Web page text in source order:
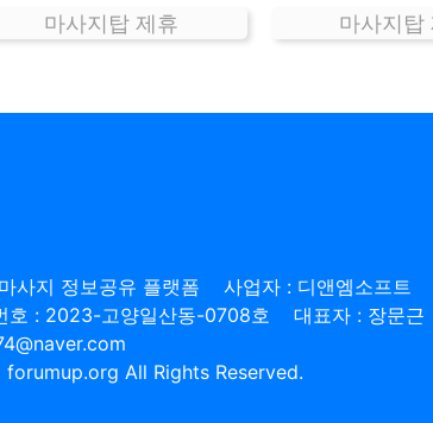
마사지탑 제휴 마사지탑
사지 정보공유 플랫폼
사업자 : 디앤엠소프트
호 : 2023-고양일산동-0708호
대표자 : 장문근
All Rights Reserved.